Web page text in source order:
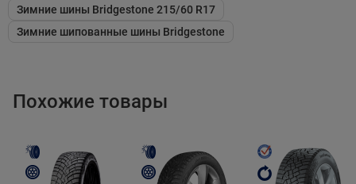
движения, поэтому сцепные свойства шины на
ледяной и заснеженной поверхностях достаточно
В сравнении с первой версией Blizzak Spike данная
Зимние шины Bridgestone 215/60 R17
Зимние шипованные шины Bridgestone
Похожие товары